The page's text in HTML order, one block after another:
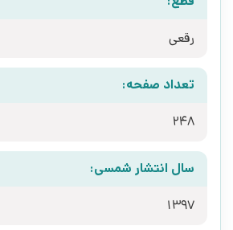
رقعی
تعداد صفحه:
248
سال انتشار شمسی:
1397